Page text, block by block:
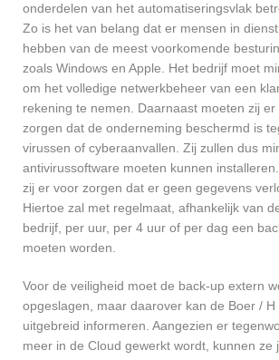
onderdelen van het automatiseringsvlak
Zo is het van belang dat er mensen in
hebben van de meest voorkomende
zoals Windows en Apple. Het bedrijf moet
om het volledige netwerkbeheer van een
rekening te nemen. Daarnaast moeten zij er
zorgen dat de onderneming beschermd is
virussen of cyberaanvallen. Zij zullen dus
antivirussoftware moeten kunnen
zij er voor zorgen dat er geen gegevens
Hiertoe zal met regelmaat, afhankelijk van
bedrijf, per uur, per 4 uur of per dag een
moeten worden.
Voor de veiligheid moet de back-up extern
opgeslagen, maar daarover kan de Boer / H
uitgebreid informeren. Aangezien er
meer in de Cloud gewerkt wordt, kunnen ze